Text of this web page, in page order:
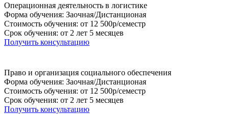
Операционная деятельность в логистике
Форма обучения: Заочная/Дистанционая
Стоимость обучения: от 12 500р/семестр
Срок обучения: от 2 лет 5 месяцев
Получить консультацию
Право и организация социального обеспечения
Форма обучения: Заочная/Дистанционая
Стоимость обучения: от 12 500р/семестр
Срок обучения: от 2 лет 5 месяцев
Получить консультацию